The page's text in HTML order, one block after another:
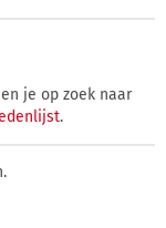
je op zoek naar
.